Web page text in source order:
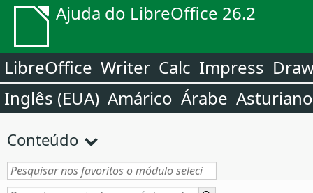
Ajuda do LibreOffice 26.2
LibreOffice Writer Calc Impress
Inglês (EUA) Amárico Árabe Asturiano
Conteúdo